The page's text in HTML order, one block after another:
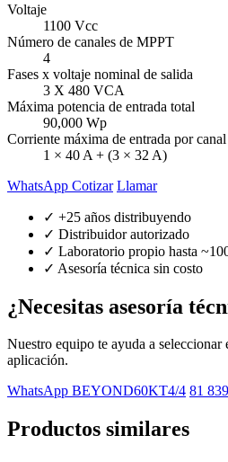
Voltaje
1100 Vcc
Número de canales de MPPT
4
Fases x voltaje nominal de salida
3 X 480 VCA
Máxima potencia de entrada total
90,000 Wp
Corriente máxima de entrada por canal
1 × 40 A + (3 × 32 A)
WhatsApp Cotizar Llamar
✓ +25 años distribuyendo
✓ Distribuidor autorizado
✓ Laboratorio propio hasta
✓ Asesoría técnica sin costo
¿Necesitas asesoría
Nuestro equipo te ayuda a
aplicación.
WhatsApp BEYOND60KT4/4 81
Productos similares